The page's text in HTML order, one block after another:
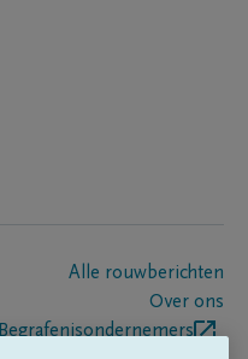
Alle rouwberichten
Over ons
Begrafenisondernemers